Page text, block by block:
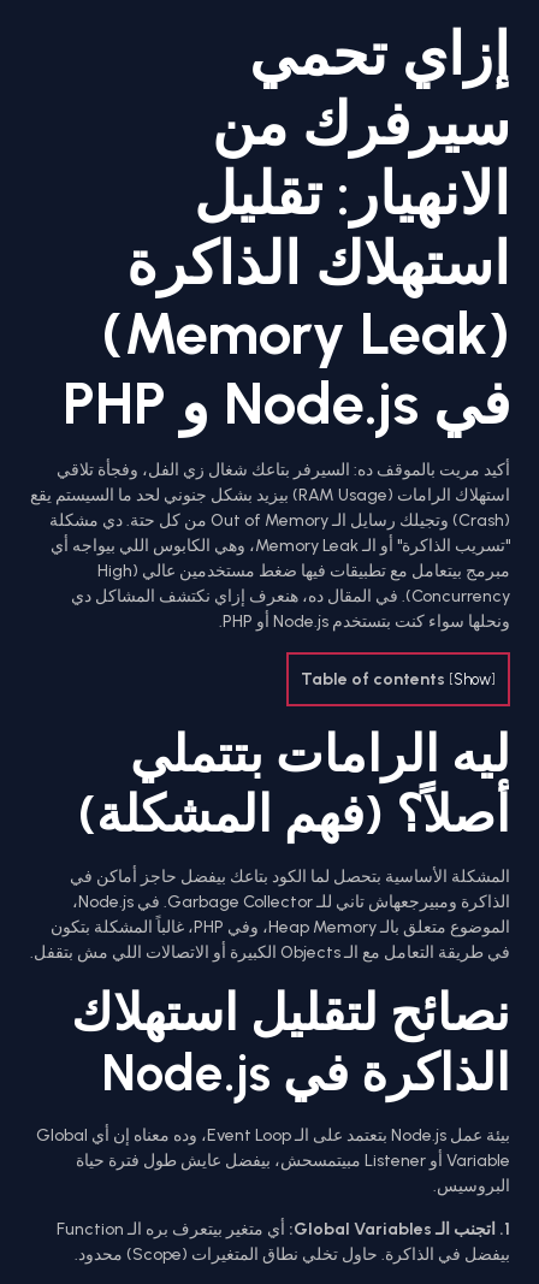
إزاي تحمي
سيرفرك من
الانهيار: تقليل
استهلاك الذاكرة
(Memory Leak)
في Node.js و PHP
أكيد مريت بالموقف ده: السيرفر بتاعك شغال زي الفل، وفجأة تلاقي
استهلاك الرامات (RAM Usage) بيزيد بشكل جنوني لحد ما السيستم يقع
(Crash) وتجيلك رسايل الـ Out of Memory من كل حتة. دي مشكلة
"تسريب الذاكرة" أو الـ Memory Leak، وهي الكابوس اللي بيواجه أي
مبرمج بيتعامل مع تطبيقات فيها ضغط مستخدمين عالي (High
Concurrency). في المقال ده، هنعرف إزاي نكتشف المشاكل دي
ونحلها سواء كنت بتستخدم Node.js أو PHP.
Table of contents [Show]
ليه الرامات بتتملي
أصلاً؟ (فهم المشكلة)
المشكلة الأساسية بتحصل لما الكود بتاعك بيفضل حاجز أماكن في
الذاكرة ومبيرجعهاش تاني للـ Garbage Collector. في Node.js،
الموضوع متعلق بالـ Heap Memory، وفي PHP، غالباً المشكلة بتكون
في طريقة التعامل مع الـ Objects الكبيرة أو الاتصالات اللي مش بتقفل.
نصائح لتقليل استهلاك
الذاكرة في Node.js
بيئة عمل Node.js بتعتمد على الـ Event Loop، وده معناه إن أي Global
Variable أو Listener مبيتمسحش، بيفضل عايش طول فترة حياة
البروسيس.
1. اتجنب الـ Global Variables:
أي متغير بيتعرف بره الـ Function
بيفضل في الذاكرة. حاول تخلي نطاق المتغيرات (Scope) محدود.